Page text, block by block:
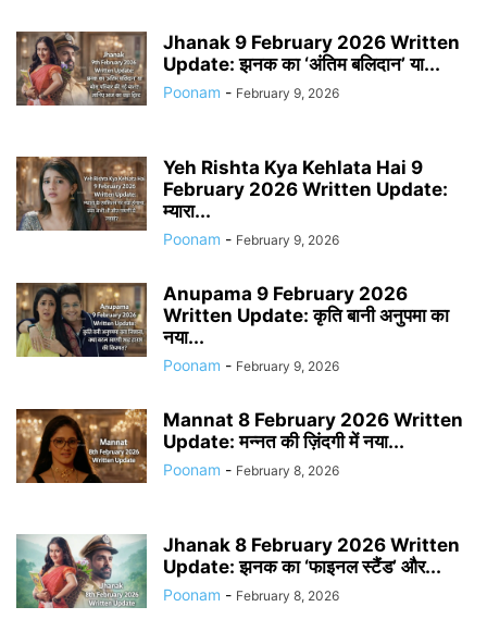
Jhanak 9 February 2026 Written
Update: झनक का ‘अंतिम बलिदान’ या...
Poonam - February 9, 2026
Yeh Rishta Kya Kehlata Hai 9
February 2026 Written Update:
म्यारा...
Poonam - February 9, 2026
Anupama 9 February 2026
Written Update: कृति बानी अनुपमा का
नया...
Poonam - February 9, 2026
Mannat 8 February 2026 Written
Update: मन्नत की ज़िंदगी में नया...
Poonam - February 8, 2026
Jhanak 8 February 2026 Written
Update: झनक का ‘फाइनल स्टैंड’ और...
Poonam - February 8, 2026